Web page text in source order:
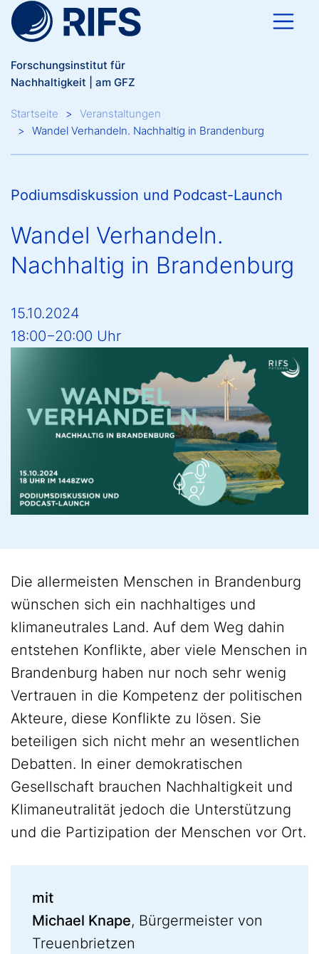
Direkt zum Inhalt
Forschungsinstitut für
Nachhaltigkeit | am GFZ
Breadcrumb
Startseite
Veranstaltungen
Wandel Verhandeln. Nachhaltig in Brandenburg
Podiumsdiskussion und Podcast-Launch
Wandel Verhandeln.
Nachhaltig in Brandenburg
15.10.2024
18:00−20:00 Uhr
Die allermeisten Menschen in Brandenburg
wünschen sich ein nachhaltiges und
klimaneutrales Land. Auf dem Weg dahin
entstehen Konflikte, aber viele Menschen in
Brandenburg haben nur noch sehr wenig
Vertrauen in die Kompetenz der politischen
Akteure, diese Konflikte zu lösen. Sie
beteiligen sich nicht mehr an wesentlichen
Debatten. In einer demokratischen
Gesellschaft brauchen Nachhaltigkeit und
Klimaneutralität jedoch die Unterstützung
und die Partizipation der Menschen vor Ort.
mit
Michael Knape, Bürgermeister von
Treuenbrietzen